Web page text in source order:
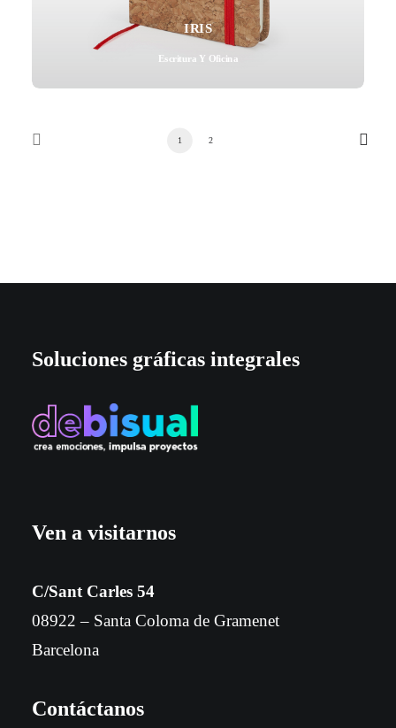
IRIS
Escritura Y Oficina
1 2
Soluciones gráficas integrales
Ven a visitarnos
C/Sant Carles 54
08922 – Santa Coloma de Gramenet
Barcelona
Contáctanos